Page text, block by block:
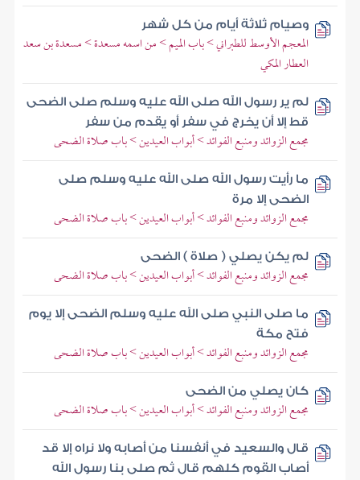
وصيام ثلاثة أيام من كل شهر
المعجم الأوسط للطبراني > باب الميم > من اسمه مسعدة > مسعدة بن سعد
العطار المكي
لم ير رسول الله صلى الله عليه وسلم صلى الضحى
قط إلا أن يخرج في سفر أو يقدم من سفر
مجمع الزوائد ومنبع الفوائد > أبواب العيدين > باب صلاة الضحى
ما رأيت رسول الله صلى الله عليه وسلم صلى
الضحى إلا مرة
مجمع الزوائد ومنبع الفوائد > أبواب العيدين > باب صلاة الضحى
لم يكن يصلي ( صلاة ) الضحى
مجمع الزوائد ومنبع الفوائد > أبواب العيدين > باب صلاة الضحى
ما صلى النبي صلى الله عليه وسلم الضحى إلا يوم
فتح مكة
مجمع الزوائد ومنبع الفوائد > أبواب العيدين > باب صلاة الضحى
كان يصلي من الضحى
مجمع الزوائد ومنبع الفوائد > أبواب العيدين > باب صلاة الضحى
قال والسعيد في أنفسنا من أصابه ولا نراه إلا قد
أصاب القوم كلهم قال ثم صلى بنا رسول الله